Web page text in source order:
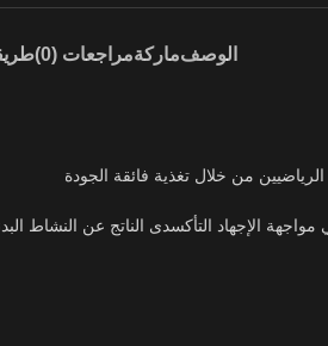
الوصفماركةمراجعات (0)
من خلال تغذية فائقة الجودة
الإجهاد التأكسدى الناتج عن النشاط